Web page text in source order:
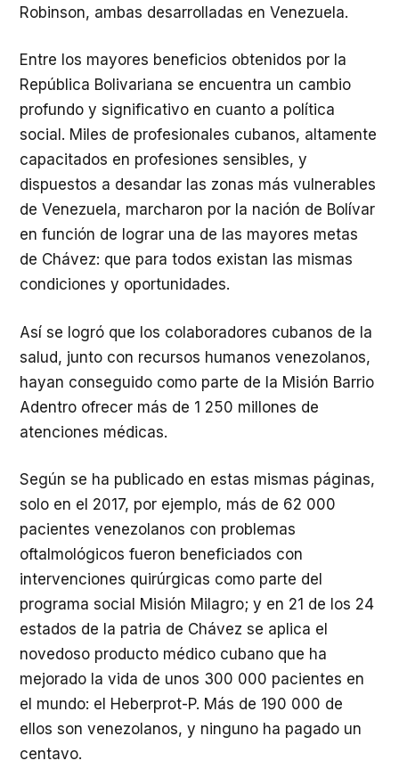
Robinson, ambas desarrolladas en Venezuela.
Entre los mayores beneficios obtenidos por la
República Bolivariana se encuentra un cambio
profundo y significativo en cuanto a política
social. Miles de profesionales cubanos, altamente
capacitados en profesiones sensibles, y
dispuestos a desandar las zonas más vulnerables
de Venezuela, marcharon por la nación de Bolívar
en función de lograr una de las mayores metas
de Chávez: que para todos existan las mismas
condiciones y oportunidades.
Así se logró que los colaboradores cubanos de la
salud, junto con recursos humanos venezolanos,
hayan conseguido como parte de la Misión Barrio
Adentro ofrecer más de 1 250 millones de
atenciones médicas.
Según se ha publicado en estas mismas páginas,
solo en el 2017, por ejemplo, más de 62 000
pacientes venezolanos con problemas
oftalmológicos fueron beneficiados con
intervenciones quirúrgicas como parte del
programa social Misión Milagro; y en 21 de los 24
estados de la patria de Chávez se aplica el
novedoso producto médico cubano que ha
mejorado la vida de unos 300 000 pacientes en
el mundo: el Heberprot-P. Más de 190 000 de
ellos son venezolanos, y ninguno ha pagado un
centavo.